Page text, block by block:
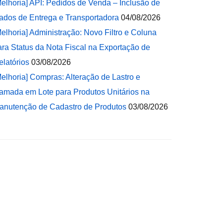
API: Pedidos de Venda – Inclusão de
de Entrega e Transportadora 04/08/2026
Administração: Novo Filtro e Coluna
Status da Nota Fiscal na Exportação de
03/08/2026
Compras: Alteração de Lastro e
em Lote para Produtos Unitários na
de Cadastro de Produtos 03/08/2026